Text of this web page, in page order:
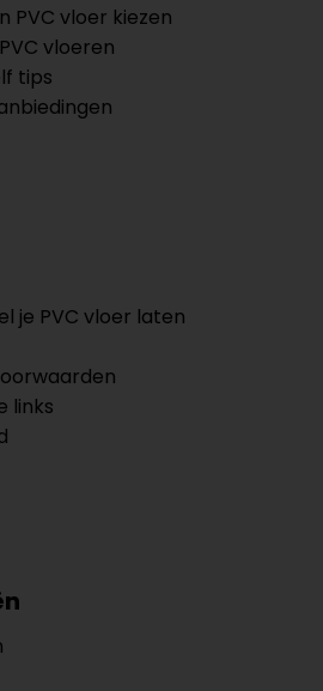
PVC vloer kiezen
vloeren
tips
je PVC vloer laten
links